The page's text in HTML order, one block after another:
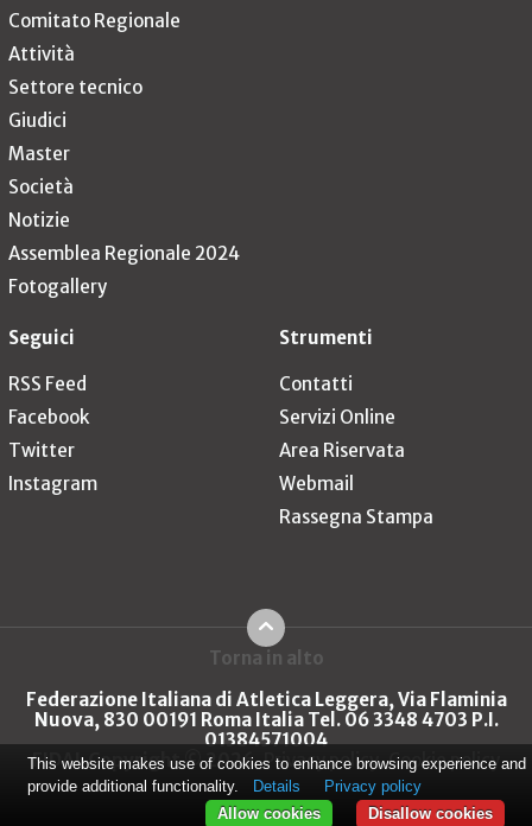
Comitato Regionale
Attività
Settore tecnico
Giudici
Master
Società
Notizie
Assemblea Regionale 2024
Fotogallery
Seguici
RSS Feed
Facebook
Twitter
Instagram
Strumenti
Contatti
Servizi Online
Area Riservata
Webmail
Rassegna Stampa
Torna in alto
Federazione Italiana di Atletica Leggera, Via Flaminia
Nuova, 830 00191 Roma Italia Tel. 06 3348 4703 P.I.
01384571004
FIDAL Copyright © 2026 Privacy policy Cookie policy
This website makes use of cookies to enhance browsing experience and
provide additional functionality.
Details
Privacy policy
Disallow cookies
Allow cookies